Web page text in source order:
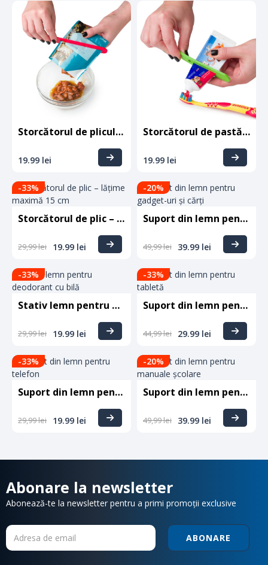
Storcătorul de pliculeț – lățime maximă 10 cm
19.99 lei
Storcătorul de pastă de dinți – lățime maximă 6 cm
19.99 lei
-33%
Storcătorul de plic – lățime maximă 15 cm
29,99lei 19.99 lei
-20%
Suport din lemn pentru gadget-uri și cărți
49,99lei 39.99 lei
-33%
Stativ lemn pentru deodorant cu bilă
29,99lei 19.99 lei
-33%
Suport din lemn pentru tabletă
44,99lei 29.99 lei
-33%
Suport din lemn pentru telefon
29,99lei 19.99 lei
-20%
Suport din lemn pentru manuale școlare
49,99lei 39.99 lei
Abonare la newsletter
Abonează-te la newsletter pentru a primi promoții exclusive
ABONARE